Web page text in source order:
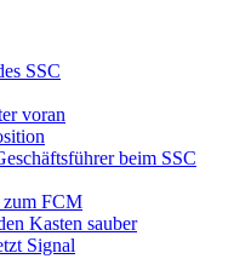
SSC
voran
beim SSC
zum FCM
Kasten sauber
Signal